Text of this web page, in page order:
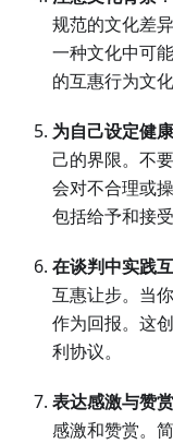
规范的文化差
一种文化中可
的互惠行为文
为自己设定健
己的界限。不
会对不合理或
包括给予和接
在谈判中实践
互惠让步。当
作为回报。这
利协议。
表达感激与赞赏
感激和赞赏。